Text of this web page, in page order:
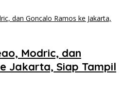
Modric, dan
Jakarta, Siap Tampil